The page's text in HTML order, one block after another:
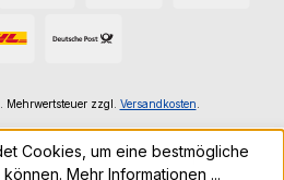
Mehrwertsteuer zzgl. Versandkosten
Cookies, um eine bestmögliche
Mehr Informationen ...